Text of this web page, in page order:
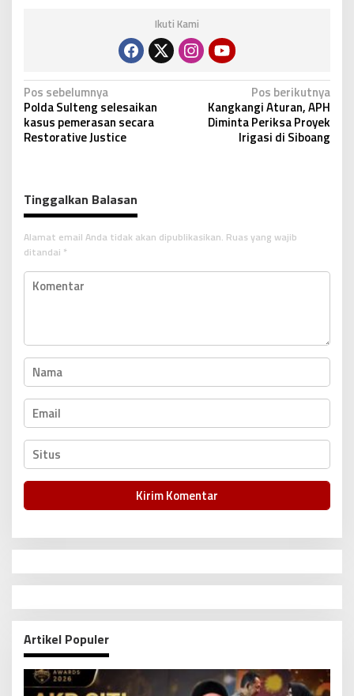
Ikuti Kami
N
a
v
a
s
i
p
o
Pos sebelumnya
Polda Sulteng selesaikan
kasus pemerasan secara
Restorative Justice
Pos berikutnya
Kangkangi Aturan, APH
Diminta Periksa Proyek
Irigasi di Siboang
Tinggalkan Balasan
Alamat email Anda tidak akan dipublikasikan. Ruas yang wajib
ditandai *
Artikel Populer